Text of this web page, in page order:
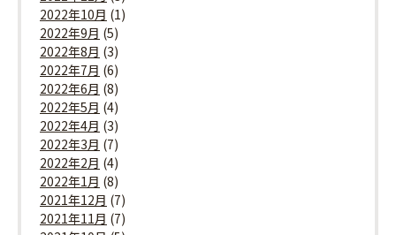
2022年10月 (1)
2022年9月 (5)
2022年8月 (3)
2022年7月 (6)
2022年6月 (8)
2022年5月 (4)
2022年4月 (3)
2022年3月 (7)
2022年2月 (4)
2022年1月 (8)
2021年12月 (7)
2021年11月 (7)